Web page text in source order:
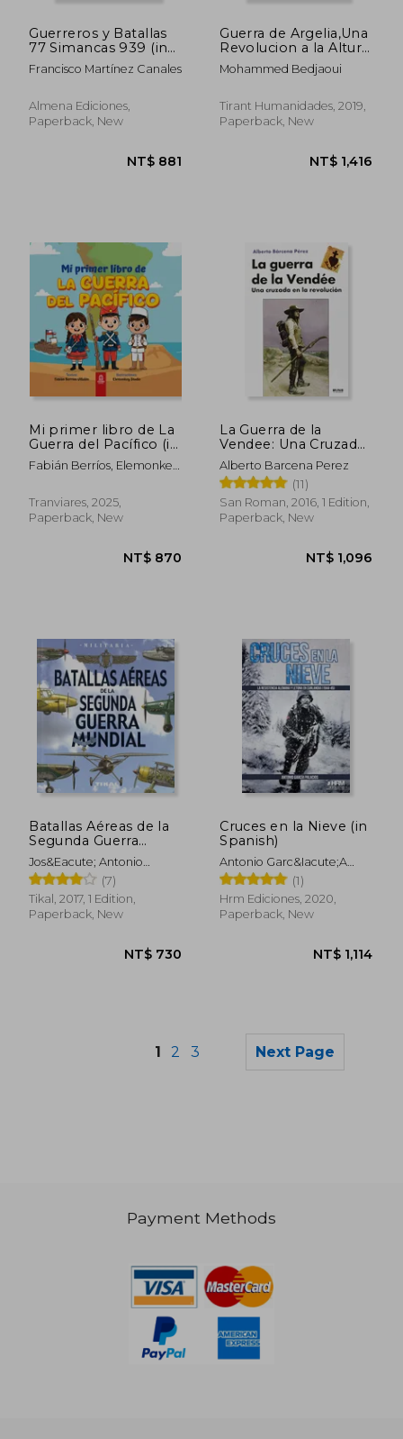
NT$ 1,034
Guerreros y Batallas
77 Simancas 939 (in
Spanish)
Francisco Martínez Canales
Almena Ediciones,
Paperback, New
Guerra de Argelia,Una
Revolucion a la Altura
del ser Humano (in
Spanish)
Mohammed Bedjaoui
Tirant Humanidades, 2019,
Paperback, New
Mi primer libro de La
Guerra del Pacífico (in
Spanish)
Fabián Berríos, Elemonkey
Tranviares, 2025,
Paperback, New
La Guerra de la
Vendee: Una Cruzada
en la Revolucion (in
Spanish)
Alberto Barcena Perez
(11)
San Roman, 2016, 1 Edition,
Paperback, New
Batallas Aéreas de la
Segunda Guerra
Mundial (Militaria) (in
Spanish)
Jos&Eacute; Antonio
Alcaide Yebra(7)
Tikal, 2017, 1 Edition,
Paperback, New
Cruces en la Nieve (in
Spanish)
Antonio Garc&Iacute;A
Palacios
(1)
Hrm Ediciones, 2020,
Paperback, New
1 2 3 Next Page
Payment Methods